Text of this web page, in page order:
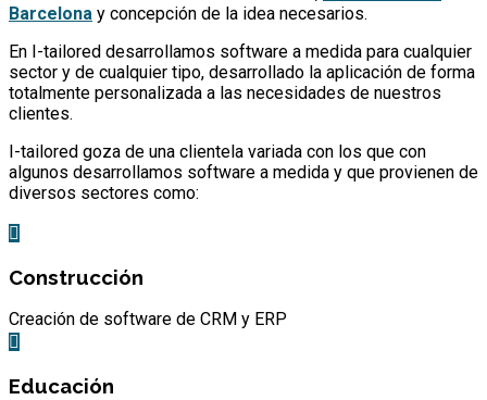
Barcelona y concepción de la idea necesarios.
En I-tailored desarrollamos software a medida para cualquier
sector y de cualquier tipo, desarrollado la aplicación de forma
totalmente personalizada a las necesidades de nuestros
clientes.
I-tailored goza de una clientela variada con los que con
algunos desarrollamos software a medida y que provienen de
diversos sectores como:
Construcción
Creación de software de CRM y ERP
Educación